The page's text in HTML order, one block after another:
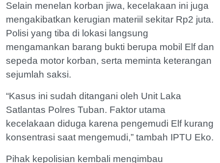
Selain menelan korban jiwa, kecelakaan ini juga
mengakibatkan kerugian materiil sekitar Rp2 juta.
Polisi yang tiba di lokasi langsung
mengamankan barang bukti berupa mobil Elf dan
sepeda motor korban, serta meminta keterangan
sejumlah saksi.
“Kasus ini sudah ditangani oleh Unit Laka
Satlantas Polres Tuban. Faktor utama
kecelakaan diduga karena pengemudi Elf kurang
konsentrasi saat mengemudi,” tambah IPTU Eko.
Pihak kepolisian kembali mengimbau